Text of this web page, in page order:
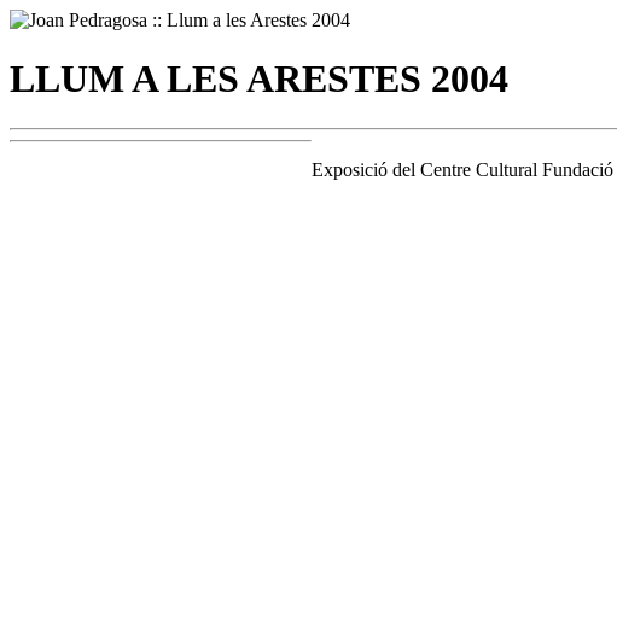
LLUM A LES ARESTES 2004
Exposició del Centre Cultural Fundació